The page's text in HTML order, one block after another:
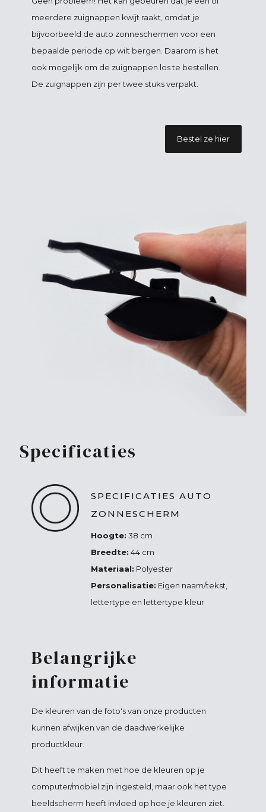
meerdere zuignappen kwijt raakt, omdat je
bijvoorbeeld de auto zonneschermen voor een
bepaalde periode op wilt bergen. Daarom is het
ook mogelijk om de zuignappen los te bestellen.
De zuignappen zijn per twee stuks verpakt.
Bestel ze hier
Specificaties
SPECIFICATIES AUTO
ZONNESCHERM
Hoogte: 38 cm
Breedte: 44 cm
Materiaal: Polyester
Personalisatie: Eigen naam/tekst,
lettertype en lettertype kleur
Belangrijke
informatie
De kleuren van de foto's van onze producten
kunnen afwijken van de daadwerkelijke
productkleur.
Dit heeft te maken met hoe de kleuren op je
computer/mobiel zijn ingesteld, maar ook het type
beeldscherm heeft invloed op hoe je kleuren ziet.